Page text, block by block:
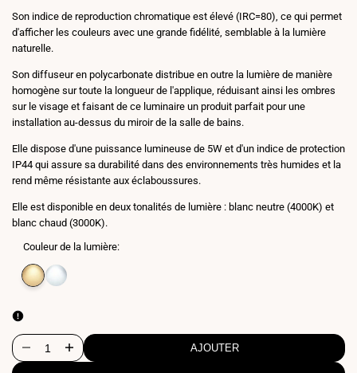
Son indice de reproduction chromatique est élevé (IRC=80), ce qui permet
d'afficher les couleurs avec une grande fidélité, semblable à la lumière
naturelle.
Son diffuseur en polycarbonate distribue en outre la lumière de manière
homogène sur toute la longueur de l'applique, réduisant ainsi les ombres
sur le visage et faisant de ce luminaire un produit parfait pour une
installation au-dessus du miroir de la salle de bains.
Elle dispose d'une puissance lumineuse de 5W et d'un indice de protection
IP44 qui assure sa durabilité dans des environnements très humides et la
rend même résistante aux éclaboussures.
Elle est disponible en deux tonalités de lumière : blanc neutre (4000K) et
blanc chaud (3000K).
Couleur de la lumière:
Variante
Blanc
3000K
Augmenter
AJOUTER